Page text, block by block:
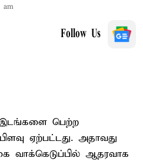
am
Follow Us
இடங்களை பெற்ற
ஏற்பட்டது. அதாவது
வாக்கெடுப்பில் ஆதரவாக